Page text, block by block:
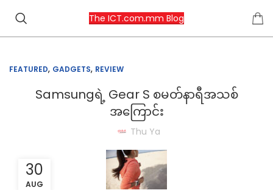
The ICT.com.mm Blog
FEATURED, GADGETS, REVIEW
Samsungရဲ့ Gear S စမတ်နာရီအသစ်
အကြောင်း
Thu Ya
30
AUG